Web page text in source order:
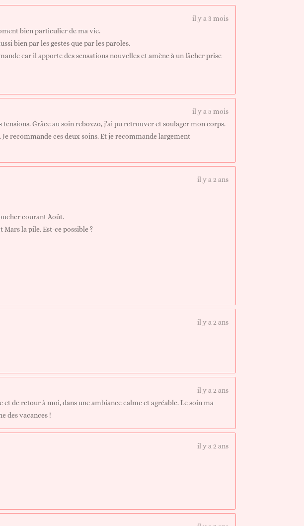
il y a 3 mois
bien particulier de ma vie.
bien par les gestes que par les paroles.
car il apporte des sensations nouvelles et amène à un lâcher prise
il y a 5 mois
Grâce au soin rebozzo, j'ai pu retrouver et soulager mon corps.
recommande ces deux soins. Et je recommande largement
il y a 2 ans
courant Août.
Mars la pile. Est-ce possible ?
il y a 2 ans
il y a 2 ans
de retour à moi, dans une ambiance calme et agréable. Le soin ma
des vacances !
il y a 2 ans